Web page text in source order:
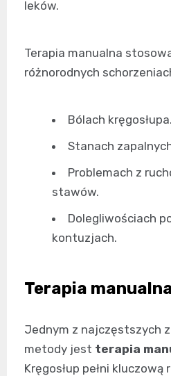
leków.
Terapia manualna
różnorodnych
Bólach kręgosłupa.
Stanach
Problemach z
stawów.
Dolegliwościach
kontuzjach.
Terapia
Jednym z najczęstszych
metody jest terapia
Kręgosłup pełni kluczową